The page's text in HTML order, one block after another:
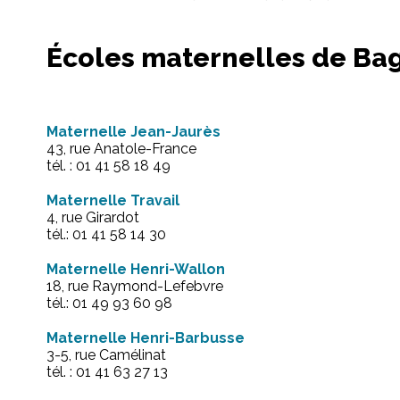
Écoles maternelles de
Maternelle Jean-Jaurès
43, rue Anatole-France
tél. : 01 41 58 18 49
Maternelle Travail
4, rue Girardot
tél.: 01 41 58 14 30
Maternelle Henri-Wallon
18, rue Raymond-Lefebvre
tél.: 01 49 93 60 98
Maternelle Henri-Barbusse
3-5, rue Camélinat
tél. : 01 41 63 27 13